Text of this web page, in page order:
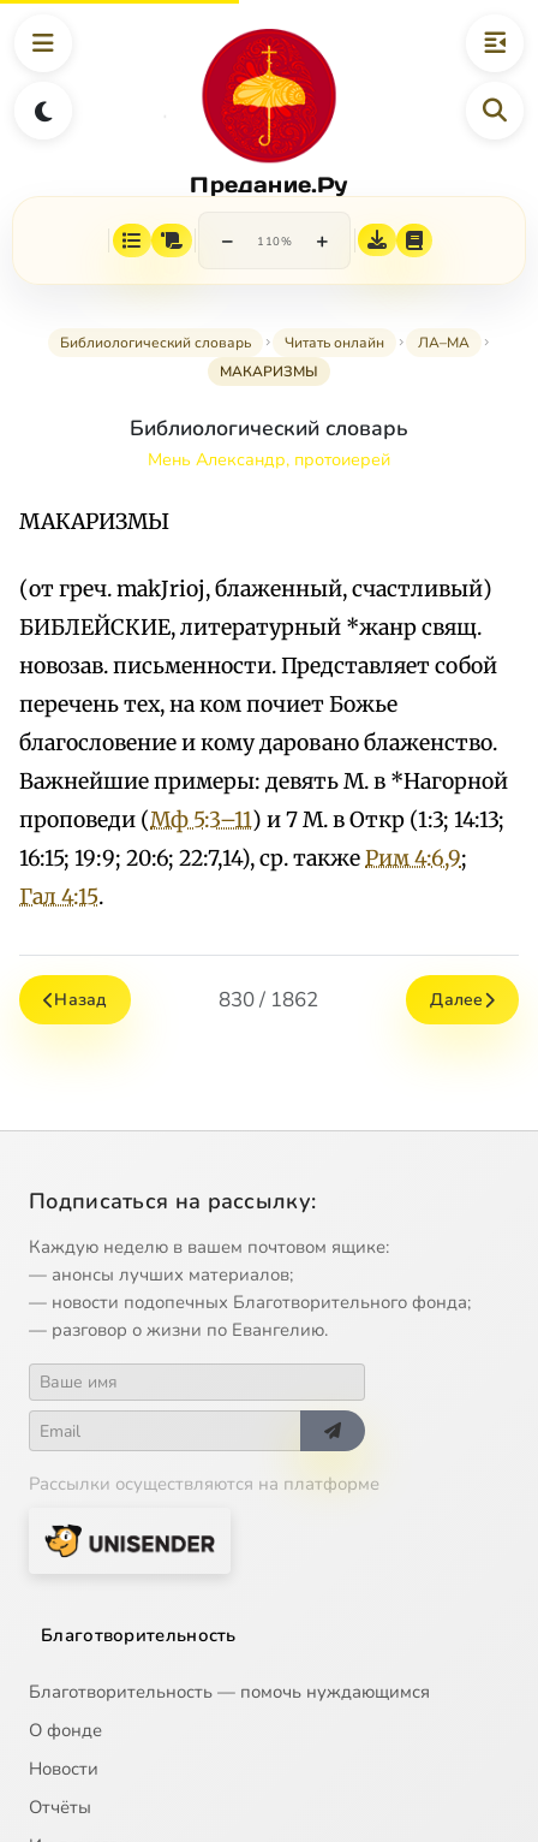
Предание.Ру
− 110% +
Библиологический словарь Читать онлайн
ЛА–МА
МАКАРИЗМЫ
Библиологический словарь
Мень Александр, протоиерей
МАКАРИЗМЫ
(от греч. makЈrioj, блаженный, счастливый)
БИБЛЕЙСКИЕ, литературный *жанр свящ.
новозав. письменности. Представляет собой
перечень тех, на ком почиет Божье
благословение и кому даровано блаженство.
Важнейшие примеры: девять М. в *Нагорной
проповеди (Мф 5:3–11) и 7 М. в Откр (1:3; 14:13;
16:15; 19:9; 20:6; 22:7,14), ср. такжеРим 4:6,9;
Гал 4:15.
Назад 830 / 1862 Далее
Подписаться на рассылку:
Каждую неделю в вашем почтовом ящике:
— анонсы лучших материалов;
— новости подопечных Благотворительного фонда;
— разговор о жизни по Евангелию.
Рассылки осуществляются на платформе
Благотворительность
Благотворительность — помочь нуждающимся
О фонде
Новости
Отчёты